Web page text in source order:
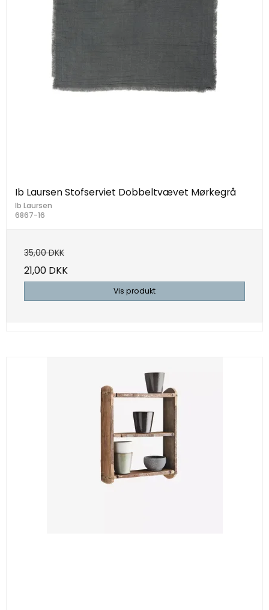
Ib Laursen Stofserviet Dobbeltvævet Mørkegrå
Ib Laursen
6867-16
35,00 DKK
21,00 DKK
Vis produkt